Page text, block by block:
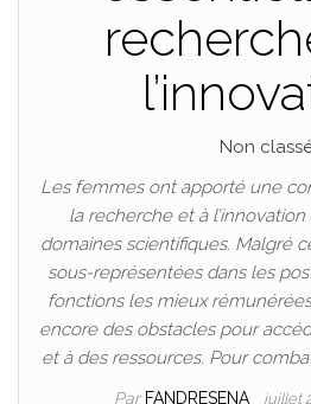
Non
Les femmes ont apporté une
la recherche et à
domaines scientifiques. Malgré
sous-représentées dans les
fonctions les mieux
encore des obstacles pour
et à des ressources. Pour
Par FANDRESENA juillet